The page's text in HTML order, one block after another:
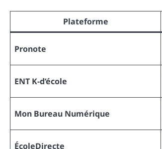
Plateforme
Pronote
ENT K-d’école
Mon Bureau Numérique
ÉcoleDirecte